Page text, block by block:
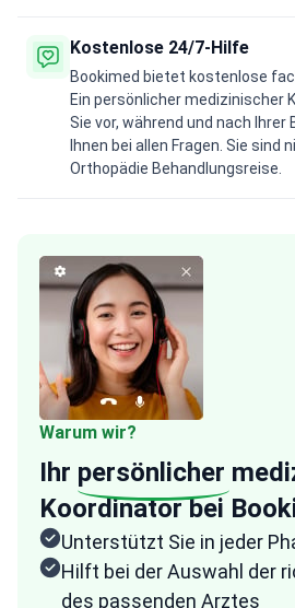
Kostenlose 24/7-Hilfe
Bookimed bietet kostenlose
Ein persönlicher
Sie vor, während und nach Ihrer
Ihnen bei allen Fragen. Sie sind
Orthopädie Behandlungsreise.
Warum wir?
Ihr persönlicher
Koordinator bei
Unterstützt Sie in jeder
Hilft bei der Auswahl der
des passenden Arztes